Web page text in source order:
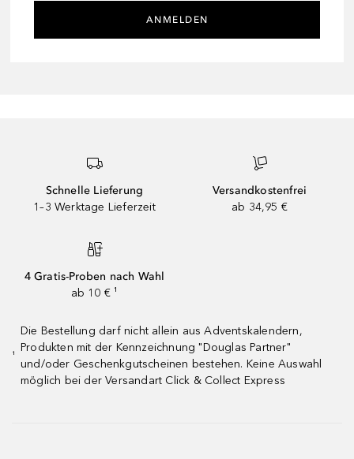
ANMELDEN
Schnelle Lieferung
1–3 Werktage Lieferzeit
Versandkostenfrei
ab 34,95 €
4 Gratis-Proben nach Wahl
ab 10 € ¹
¹
Die Bestellung darf nicht allein aus Adventskalendern,
Produkten mit der Kennzeichnung "Douglas Partner"
und/oder Geschenkgutscheinen bestehen. Keine Auswahl
möglich bei der Versandart Click & Collect Express